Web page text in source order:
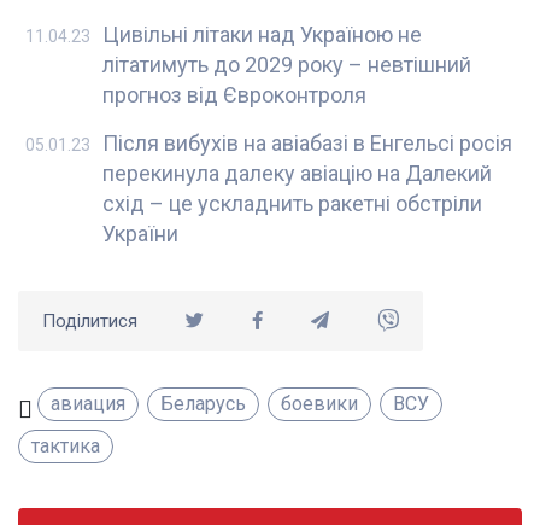
Цивільні літаки над Україною не
літатимуть до 2029 року – невтішний
прогноз від Євроконтроля
11.04.23
Після вибухів на авіабазі в Енгельсі росія
перекинула далеку авіацію на Далекий
схід – це ускладнить ракетні обстріли
України
05.01.23
Поділитися
авиация Беларусь боевики
ВСУ
тактика